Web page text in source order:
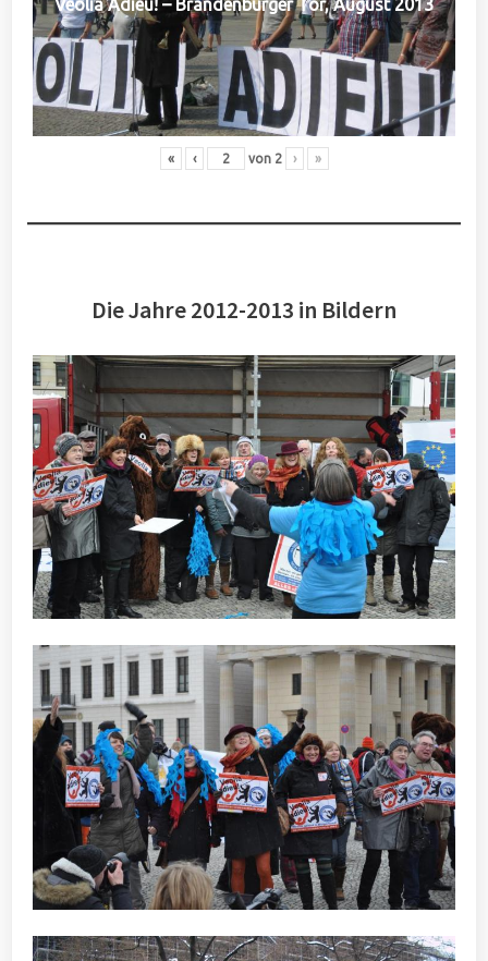
Veolia Adieu! – Brandenburger Tor, August 2013
« ‹ von 2 › »
Die Jahre 2012-2013 in Bildern